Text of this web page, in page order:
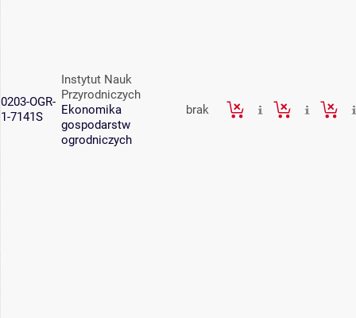
0203-OGR-
1-7141S
Instytut Nauk
Przyrodniczych
Ekonomika
gospodarstw
ogrodniczych
brak